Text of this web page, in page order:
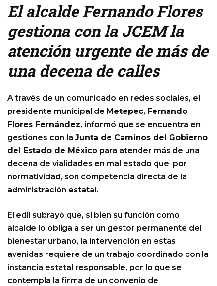
El alcalde Fernando Flores
gestiona con la JCEM la
atención urgente de más de
una decena de calles
A través de un comunicado en redes sociales, el
presidente municipal de Metepec, Fernando
Flores Fernández, informó que se encuentra en
gestiones con la Junta de Caminos del Gobierno
del Estado de México para atender más de una
decena de vialidades en mal estado que, por
normatividad, son competencia directa de la
administración estatal.
El edil subrayó que, si bien su función como
alcalde lo obliga a ser un gestor permanente del
bienestar urbano, la intervención en estas
avenidas requiere de un trabajo coordinado con la
instancia estatal responsable, por lo que se
contempla la firma de un convenio de